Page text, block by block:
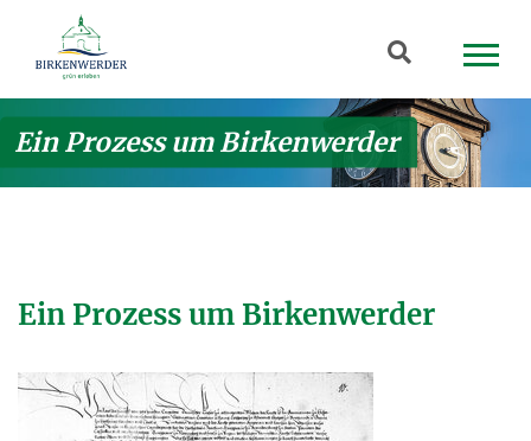
Zum Hauptinhalt springen
Suchbegriff
Ein Prozess um Birkenwerder
Ein Prozess um Birkenwerder